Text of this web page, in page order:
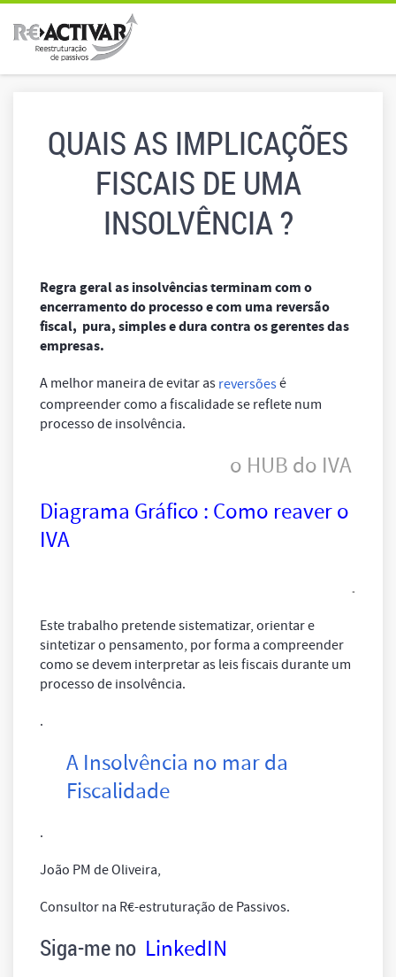
QUAIS AS IMPLICAÇÕES
FISCAIS DE UMA
INSOLVÊNCIA ?
Regra geral as insolvências terminam com o
encerramento do processo e com uma reversão
fiscal, pura, simples e dura contra os gerentes das
empresas.
A melhor maneira de evitar as reversõesé
compreender como a fiscalidade se reflete num
processo de insolvência.
o HUB do IVA
Diagrama Gráfico : Como reaver o
IVA
.
Este trabalho pretende sistematizar, orientar e
sintetizar o pensamento, por forma a compreender
como se devem interpretar as leis fiscais durante um
processo de insolvência.
.
A Insolvência no mar da
Fiscalidade
.
João PM de Oliveira,
Consultor na R€-estruturação de Passivos.
Siga-me no LinkedIN